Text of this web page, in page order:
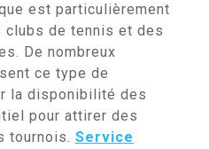
est particulièrement
clubs de tennis et des
De nombreux
ce type de
la disponibilité des
pour attirer des
tournois. Service